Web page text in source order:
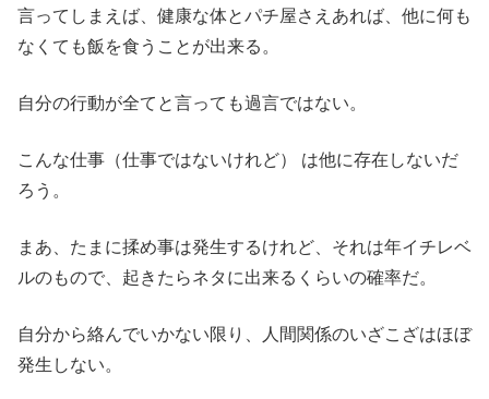
言ってしまえば、健康な体とパチ屋さえあれば、他に何も
なくても飯を食うことが出来る。
自分の行動が全てと言っても過言ではない。
こんな仕事（仕事ではないけれど） は他に存在しないだ
ろう。
まあ、たまに揉め事は発生するけれど、それは年イチレベ
ルのもので、起きたらネタに出来るくらいの確率だ。
自分から絡んでいかない限り、人間関係のいざこざはほぼ
発生しない。